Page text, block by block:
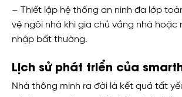
– Thiết lập hệ thống an ninh đa lớp
vệ ngôi nhà khi gia chủ vắng nhà hoặc
nhập bất thường.
Lịch sử phát triển của
Nhà thông minh ra đời là kết quả tất